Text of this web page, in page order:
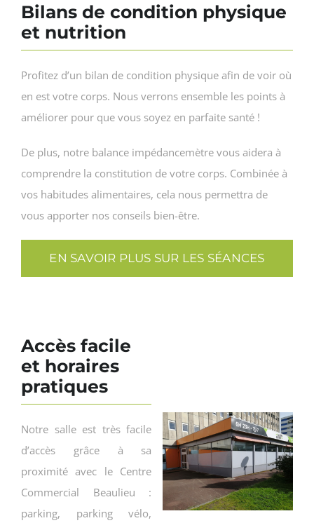
Bilans de condition physique
et nutrition
Profitez d’un bilan de condition physique afin de voir où
en est votre corps. Nous verrons ensemble les points à
améliorer pour que vous soyez en parfaite santé !
De plus, notre balance impédancemètre vous aidera à
comprendre la constitution de votre corps. Combinée à
vos habitudes alimentaires, cela nous permettra de
vous apporter nos conseils bien-être.
EN SAVOIR PLUS SUR LES SÉANCES
Accès facile
et horaires
pratiques
Notre salle est très facile
d’accès grâce à sa
proximité avec le Centre
Commercial Beaulieu :
parking, parking vélo,